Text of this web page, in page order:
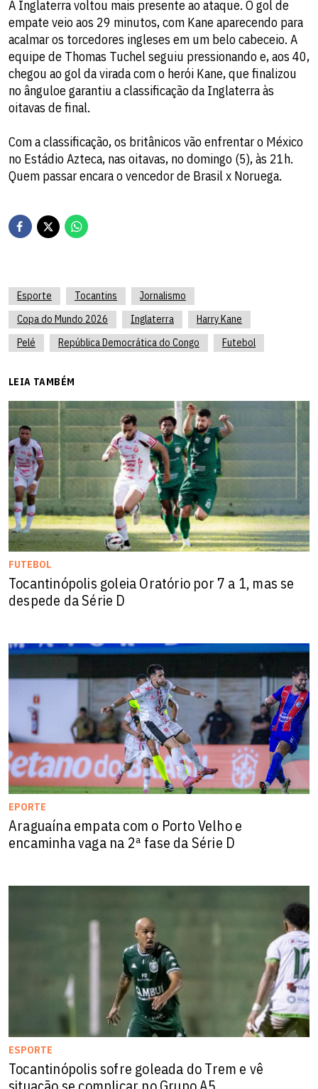
A Inglaterra voltou mais presente ao ataque. O gol de
empate veio aos 29 minutos, com Kane aparecendo para
acalmar os torcedores ingleses em um belo cabeceio. A
equipe de Thomas Tuchel seguiu pressionando e, aos 40,
chegou ao gol da virada com o herói Kane, que finalizou
no ânguloe garantiu a classificação da Inglaterra às
oitavas de final.
Com a classificação, os britânicos vão enfrentar o México
no Estádio Azteca, nas oitavas, no domingo (5), às 21h.
Quem passar encara o vencedor de Brasil x Noruega.
Esporte Tocantins
Jornalismo
Copa do Mundo 2026
Inglaterra
Harry Kane
Pelé
República Democrática do Congo Futebol
LEIA TAMBÉM
FUTEBOL
Tocantinópolis goleia Oratório por 7 a 1, mas se
despede da Série D
EPORTE
Araguaína empata com o Porto Velho e
encaminha vaga na 2ª fase da Série D
ESPORTE
Tocantinópolis sofre goleada do Trem e vê